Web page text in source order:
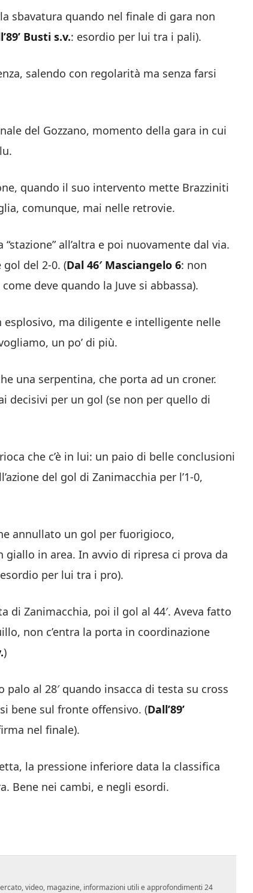
sbavatura quando nel finale di gara non
Busti s.v.: esordio per lui tra i pali).
salendo con regolarità ma senza farsi
del Gozzano, momento della gara in cui
quando il suo intervento mette Brazziniti
comunque, mai nelle retrovie.
all’altra e poi nuovamente dal via.
del 2-0. (Dal 46′ Masciangelo 6: non
deve quando la Juve si abbassa).
ma diligente e intelligente nelle
un po’ di più.
una serpentina, che porta ad un croner.
decisivi per un gol (se non per quello di
che c’è in lui: un paio di belle conclusioni
del gol di Zanimacchia per l’1-0,
annullato un gol per fuorigioco,
in area. In avvio di ripresa ci prova da
per lui tra i pro).
Zanimacchia, poi il gol al 44′. Aveva fatto
non c’entra la porta in coordinazione
)
al 28′ quando insacca di testa su cross
bene sul fronte offensivo. (Dall’89’
nel finale).
la pressione inferiore data la classifica
Bene nei cambi, e negli esordi.
video, magazine, informazioni utili e approfondimenti 24